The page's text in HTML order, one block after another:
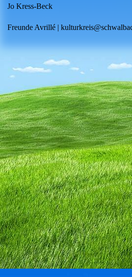
Jo Kress-Beck
Freunde Avrillé |